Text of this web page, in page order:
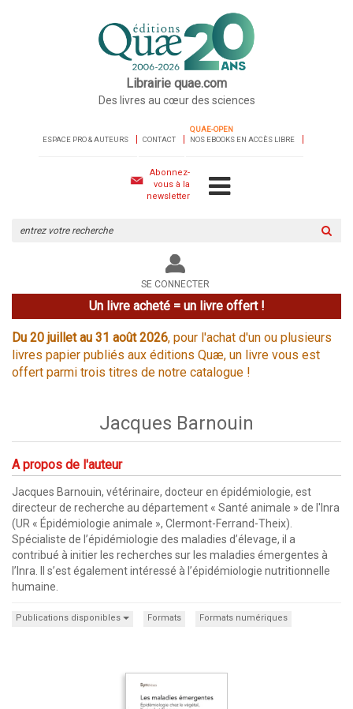
Librairie quae.com
Des livres au cœur des sciences
ESPACE PRO & AUTEURS CONTACT
QUAE-OPEN
NOS EBOOKS EN ACCÈS LIBRE
Abonnez-
vous à la
newsletter
le
site
SE CONNECTER
Un livre acheté = un livre offert !
Du 20 juillet au 31 août 2026, pour l'achat d'un ou plusieurs
livres papier publiés aux éditions Quæ, un livre vous est
offert parmi trois titres de notre catalogue !
Jacques Barnouin
A propos de l'auteur
Jacques Barnouin, vétérinaire, docteur en épidémiologie, est
directeur de recherche au département « Santé animale » de l'Inra
(UR « Épidémiologie animale », Clermont-Ferrand-Theix).
Spécialiste de l’épidémiologie des maladies d’élevage, il a
contribué à initier les recherches sur les maladies émergentes à
l’Inra. Il s’est également intéressé à l’épidémiologie nutritionnelle
humaine.
Publications disponibles Formats Formats numériques